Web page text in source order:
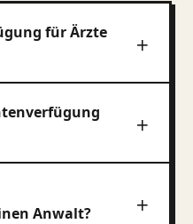
für Ärzte
Anwalt?